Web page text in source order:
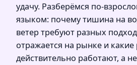
удачу. Разберёмся
языком: почему тишина на
ветер требуют разных
отражается на рынке и
действительно работают, а